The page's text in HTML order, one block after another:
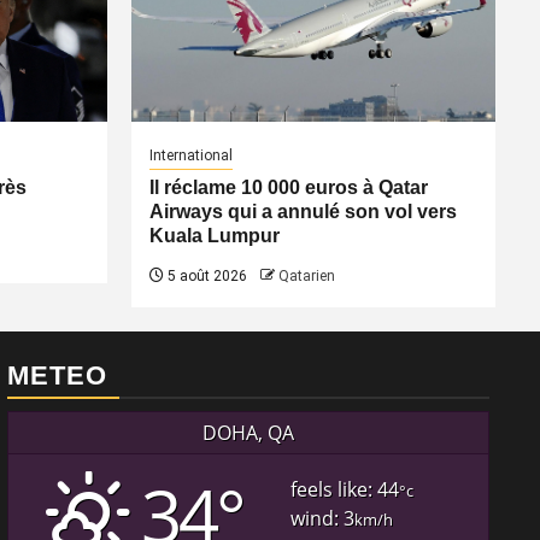
International
Il réclame 10 000 euros à Qatar
Airways qui a annulé son vol vers
Kuala Lumpur
5 août 2026 Qatarien
METEO
DOHA, QA
34° feels like: 44°c
wind: 3km/h